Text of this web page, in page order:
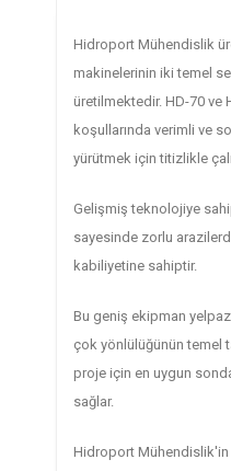
Hidroport Mühendislik
makinelerinin iki temel
üretilmektedir. HD-70 ve
koşullarında verimli ve
yürütmek için titizlikle
Gelişmiş teknolojiye
sayesinde zorlu
kabiliyetine sahiptir.
Bu geniş ekipman
çok yönlülüğünün temel
proje için en uygun
sağlar.
Hidroport